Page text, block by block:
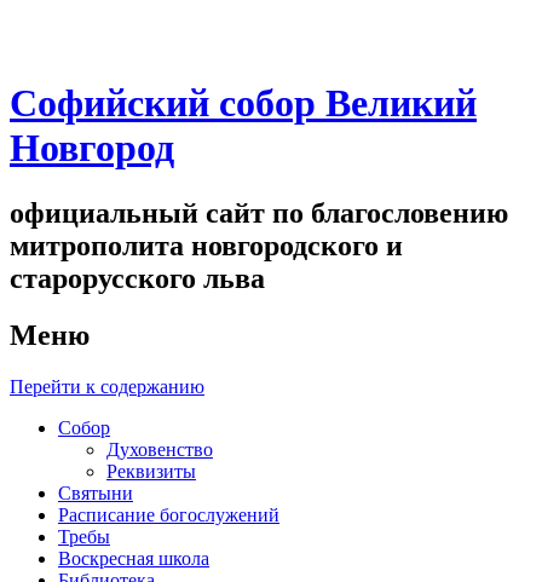
Софийский собор Великий
Новгород
официальный сайт по благословению
митрополита новгородского и
старорусского льва
Меню
Перейти к содержанию
Собор
Духовенство
Реквизиты
Святыни
Расписание богослужений
Требы
Воскресная школа